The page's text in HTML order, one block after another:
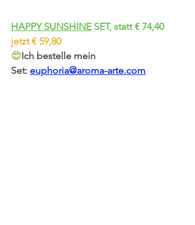
HAPPY SUNSHINE SET, statt € 74,40
jetzt € 59,80
😍Ich bestelle mein
Set: euphoria@aroma-arte.com